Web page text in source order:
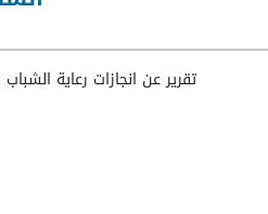
تقرير عن انجازات رعاية الشباب